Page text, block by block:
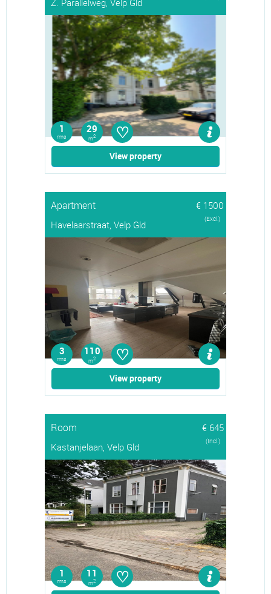
Z. Parallelweg, Velp Gld
1
rms
29
m2 ♡
View property
Apartment
€ 1500
Havelaarstraat, Velp Gld
(Excl.)
3
rms
110
m2 ♡
View property
Room
€ 645
Kastanjelaan, Velp Gld
(Incl.)
1
rms
11
m2 ♡